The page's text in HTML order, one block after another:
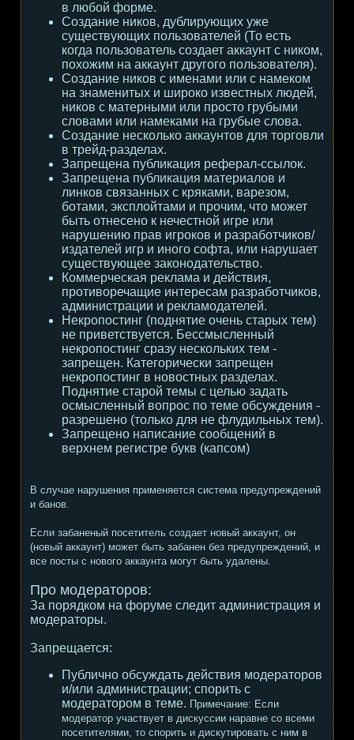
в любой форме.
Создание ников, дублирующих уже
существующих пользователей (То есть
когда пользователь создает аккаунт с ником,
похожим на аккаунт другого пользователя).
Создание ников с именами или с намеком
на знаменитых и широко известных людей,
ников с матерными или просто грубыми
словами или намеками на грубые слова.
Создание несколько аккаунтов для торговли
в трейд-разделах.
Запрещена публикация реферал-ссылок.
Запрещена публикация материалов и
линков связанных с кряками, варезом,
ботами, эксплойтами и прочим, что может
быть отнесено к нечестной игре или
нарушению прав игроков и разработчиков/
издателей игр и иного софта, или нарушает
существующее законодательство.
Коммерческая реклама и действия,
противоречащие интересам разработчиков,
администрации и рекламодателей.
Некропостинг (поднятие очень старых тем)
не приветствуется. Бессмысленный
некропостинг сразу нескольких тем -
запрещен. Категорически запрещен
некропостинг в новостных разделах.
Поднятие старой темы с целью задать
осмысленный вопрос по теме обсуждения -
разрешено (только для не флудильных тем).
Запрещено написание сообщений в
верхнем регистре букв (капсом)
В случае нарушения применяется система предупреждений
и банов.
Если забаненый посетитель создает новый аккаунт, он
(новый аккаунт) может быть забанен без предупреждений, и
все посты с нового аккаунта могут быть удалены.
Про модераторов:
За порядком на форуме следит администрация и
модераторы.
Запрещается:
Публично обсуждать действия модераторов
и/или администрации; спорить с
модератором в теме. Примечание: Если
модератор участвует в дискуссии наравне со всеми
посетителями, то спорить и дискутировать с ним в